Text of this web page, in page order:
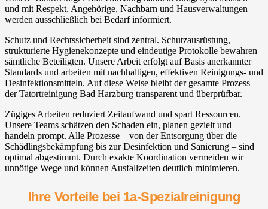
und mit Respekt. Angehörige, Nachbarn und Hausverwaltungen
werden ausschließlich bei Bedarf informiert.
Schutz und Rechtssicherheit sind zentral. Schutzausrüstung,
strukturierte Hygienekonzepte und eindeutige Protokolle bewahren
sämtliche Beteiligten. Unsere Arbeit erfolgt auf Basis anerkannter
Standards und arbeiten mit nachhaltigen, effektiven Reinigungs- und
Desinfektionsmitteln. Auf diese Weise bleibt der gesamte Prozess
der Tatortreinigung Bad Harzburg transparent und überprüfbar.
Zügiges Arbeiten reduziert Zeitaufwand und spart Ressourcen.
Unsere Teams schätzen den Schaden ein, planen gezielt und
handeln prompt. Alle Prozesse – von der Entsorgung über die
Schädlingsbekämpfung bis zur Desinfektion und Sanierung – sind
optimal abgestimmt. Durch exakte Koordination vermeiden wir
unnötige Wege und können Ausfallzeiten deutlich minimieren.
Ihre Vorteile bei 1a-Spezialreinigung